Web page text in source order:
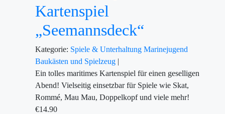
Kartenspiel
„Seemannsdeck“
Kategorie: Spiele & Unterhaltung Marinejugend
Baukästen und Spielzeug |
Ein tolles maritimes Kartenspiel für einen geselligen
Abend! Vielseitig einsetzbar für Spiele wie Skat,
Rommé, Mau Mau, Doppelkopf und viele mehr!
€14.90